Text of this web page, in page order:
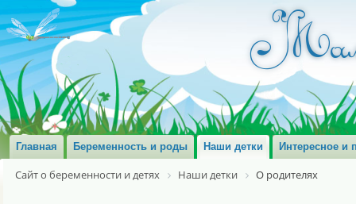
Главная Беременность и роды Наши детки Интересное и
Сайт о беременности и детях Наши детки О родителях